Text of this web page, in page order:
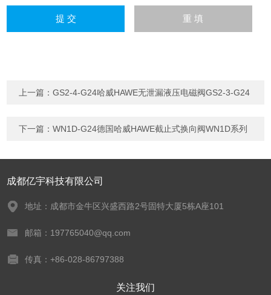
上一篇：GS2-4-G24哈威HAWE无泄漏液压电磁阀GS2-3-G24
下一篇：WN1D-G24德国哈威HAWE截止式换向阀WN1D系列
成都亿宇科技有限公司
地址：成都市金牛区兴盛西路2号固特大厦5栋A座101
邮箱：197765040@qq.com
传真：+86-028-86797388
关注我们